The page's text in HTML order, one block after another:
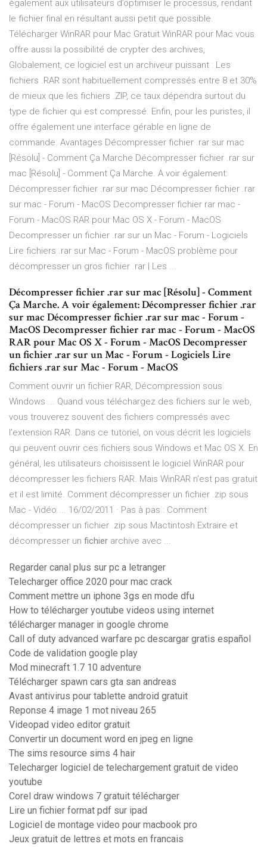
également aux utilisateurs d’optimiser le processus, rendant
le fichier final en résultant aussi petit que possible.
Télécharger WinRAR pour Mac Gratuit WinRAR pour Mac vous
offre aussi la possibilité de crypter des archives,
Globalement, ce logiciel est un archiveur puissant : Les
fichiers .RAR sont habituellement compressés entre 8 et 30%
de mieux que les fichiers .ZIP, ce taux dépendra surtout du
type de fichier qui est compressé. Enfin, pour les puristes, il
offre également une interface gérable en ligne de
commande. Avantages Décompresser fichier .rar sur mac
[Résolu] - Comment Ça Marche Décompresser fichier .rar sur
mac [Résolu] - Comment Ça Marche. A voir également:
Décompresser fichier .rar sur mac Décompresser fichier .rar
sur mac - Forum - MacOS Decompresser fichier rar mac -
Forum - MacOS RAR pour Mac OS X - Forum - MacOS
Decompresser un fichier .rar sur un Mac - Forum - Logiciels
Lire fichiers .rar sur Mac - Forum - MacOS problème pour
décompresser un gros fichier .rar | Les ...
Décompresser fichier .rar sur mac [Résolu] - Comment
Ça Marche. A voir également: Décompresser fichier .rar
sur mac Décompresser fichier .rar sur mac - Forum -
MacOS Decompresser fichier rar mac - Forum - MacOS
RAR pour Mac OS X - Forum - MacOS Decompresser
un fichier .rar sur un Mac - Forum - Logiciels Lire
fichiers .rar sur Mac - Forum - MacOS
Comment ouvrir un fichier RAR, Décompression sous
Windows ... Quand vous téléchargez des fichiers sur le web,
vous trouverez souvent des fichiers compressés avec
l’extension RAR. Dans ce tutoriel, on vous décrit les logiciels
qui peuvent ouvrir ces fichiers sous Windows et Mac OS X. En
général, les utilisateurs choisissent le logiciel WinRAR pour
décompresser les fichiers RAR. Mais WinRAR n’est pas gratuit
et il est limité. Comment décompresser un fichier .zip sous
Mac - Vidéo ... 16/02/2011 · Pas à pas : Comment
décompresser un fichier .zip sous Mactintosh Extraire et
décompresser un fichier archive avec ...
Regarder canal plus sur pc a letranger
Telecharger office 2020 pour mac crack
Comment mettre un iphone 3gs en mode dfu
How to télécharger youtube videos using internet
télécharger manager in google chrome
Call of duty advanced warfare pc descargar gratis español
Code de validation google play
Mod minecraft 1.7 10 adventure
Télécharger spawn cars gta san andreas
Avast antivirus pour tablette android gratuit
Reponse 4 image 1 mot niveau 265
Videopad video editor gratuit
Convertir un document word en jpeg en ligne
The sims resource sims 4 hair
Telecharger logiciel de telechargement gratuit de video
youtube
Corel draw windows 7 gratuit télécharger
Lire un fichier format pdf sur ipad
Logiciel de montage video pour macbook pro
Jeux gratuit de lettres et mots en francais